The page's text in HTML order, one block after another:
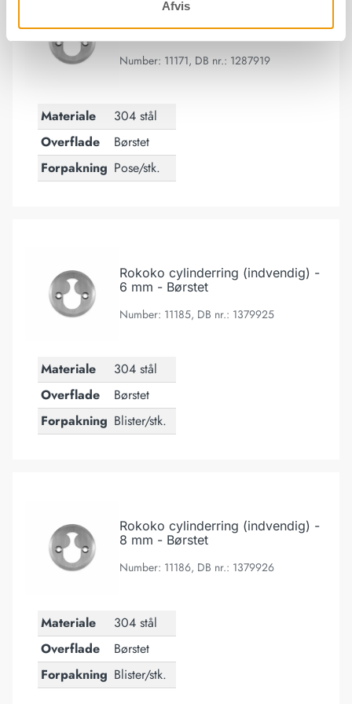
Afvis
24 mm - Børstet
Number: 11171, DB nr.: 1287919
Materiale
304 stål
Overflade
Børstet
Forpakning Pose/stk.
Rokoko cylinderring (indvendig) -
6 mm - Børstet
Number: 11185, DB nr.: 1379925
Materiale
304 stål
Overflade
Børstet
Forpakning Blister/stk.
Rokoko cylinderring (indvendig) -
8 mm - Børstet
Number: 11186, DB nr.: 1379926
Materiale
304 stål
Overflade
Børstet
Forpakning Blister/stk.